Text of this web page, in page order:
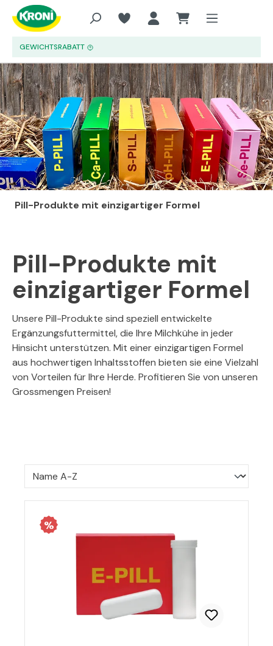
Zum Hauptinhalt springen
GEWICHTSRABATT
Pill-Produkte mit einzigartiger Formel
Pill-Produkte mit
einzigartiger Formel
Unsere Pill-Produkte sind speziell entwickelte
Ergänzungsfuttermittel, die Ihre Milchkühe in jeder
Hinsicht unterstützen. Mit einer einzigartigen Formel
aus hochwertigen Inhaltsstoffen bieten sie eine Vielzahl
von Vorteilen für Ihre Herde. Profitieren Sie von unseren
Grossmengen Preisen!
%